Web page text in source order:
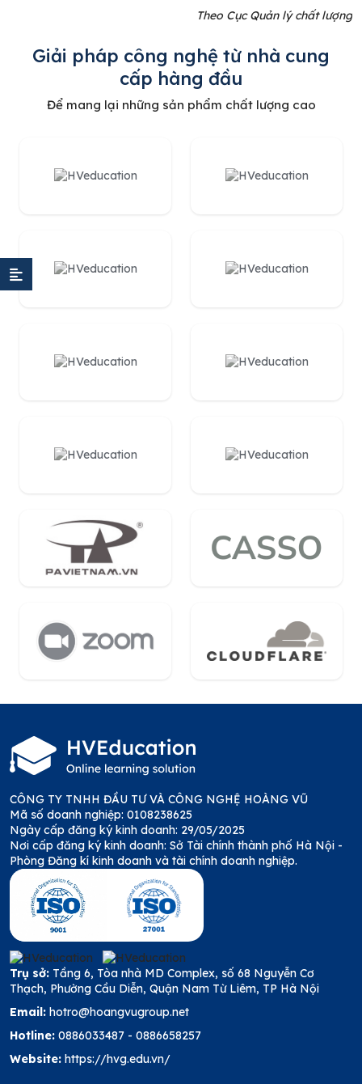
Theo Cục Quản lý chất lượng
Giải pháp công nghệ từ nhà cung
cấp hàng đầu
Để mang lại những sản phẩm chất lượng cao
CÔNG TY TNHH ĐẦU TƯ VÀ CÔNG NGHỆ HOÀNG VŨ
Mã số doanh nghiệp: 0108238625
Ngày cấp đăng ký kinh doanh: 29/05/2025
Nơi cấp đăng ký kinh doanh: Sở Tài chính thành phố Hà Nội -
Phòng Đăng kí kinh doanh và tài chính doanh nghiệp.
Trụ sở: Tầng 6, Tòa nhà MD Complex, số 68 Nguyễn Cơ
Thạch, Phường Cầu Diễn, Quận Nam Từ Liêm, TP Hà Nội
Email: hotro@hoangvugroup.net
Hotline: 0886033487 - 0886658257
Website: https://hvg.edu.vn/